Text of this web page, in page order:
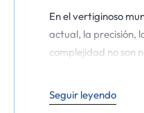
En el vertiginoso
actual, la precisión,
complejidad no son
juego, salvando las
rentabilidad y las
Seguir leyendo